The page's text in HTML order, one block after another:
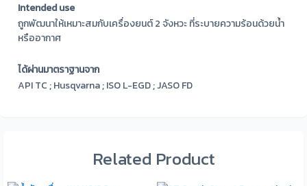
Intended use
ถูกพัฒนาให้เหมาะสมกับเครื่องยนต์ 2 จังหวะ ที่ระบายความร้อนด้วยน้ำ
หรืออากาศ
ได้ผ่านมาตราฐานจาก
API TC ; Husqvarna ; ISO L-EGD ; JASO FD
Related Product